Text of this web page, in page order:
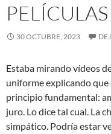
30 OCTUBRE, 2023
Estaba mirando vídeos
uniforme explicando que
principio fundamental:
juro. Lo dice tal cual. La
simpático. Podría estar